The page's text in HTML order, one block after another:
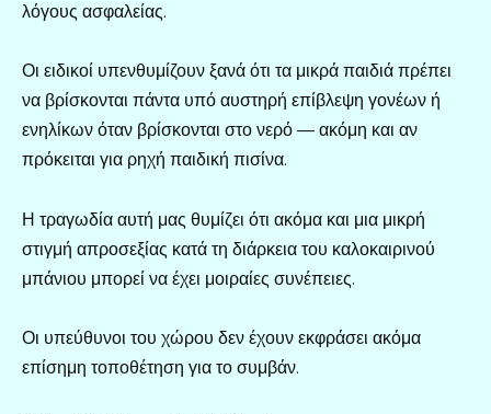
λόγους ασφαλείας.
Οι ειδικοί υπενθυμίζουν ξανά ότι τα μικρά παιδιά πρέπει
να βρίσκονται πάντα υπό αυστηρή επίβλεψη γονέων ή
ενηλίκων όταν βρίσκονται στο νερό — ακόμη και αν
πρόκειται για ρηχή παιδική πισίνα.
Η τραγωδία αυτή μας θυμίζει ότι ακόμα και μια μικρή
στιγμή απροσεξίας κατά τη διάρκεια του καλοκαιρινού
μπάνιου μπορεί να έχει μοιραίες συνέπειες.
Οι υπεύθυνοι του χώρου δεν έχουν εκφράσει ακόμα
επίσημη τοποθέτηση για το συμβάν.